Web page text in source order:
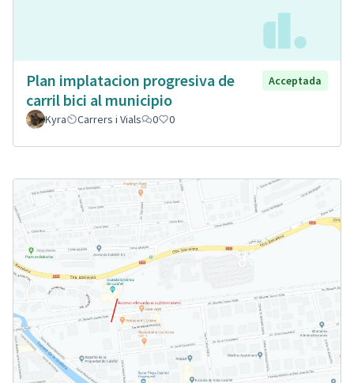
Plan implatacion progresiva de
carril bici al municipio
Acceptada
Kyra Carrers i Vials 0 0